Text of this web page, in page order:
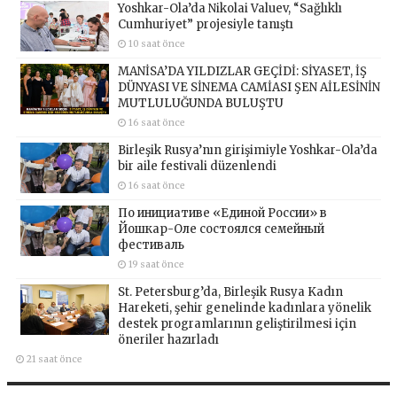
Yoshkar-Ola’da Nikolai Valuev, “Sağlıklı
Cumhuriyet” projesiyle tanıştı
10 saat önce
MANİSA’DA YILDIZLAR GEÇİDİ: SİYASET, İŞ
DÜNYASI VE SİNEMA CAMİASI ŞEN AİLESİNİN
MUTLULUĞUNDA BULUŞTU
16 saat önce
Birleşik Rusya’nın girişimiyle Yoshkar-Ola’da
bir aile festivali düzenlendi
16 saat önce
По инициативе «Единой России» в
Йошкар-Оле состоялся семейный
фестиваль
19 saat önce
St. Petersburg’da, Birleşik Rusya Kadın
Hareketi, şehir genelinde kadınlara yönelik
destek programlarının geliştirilmesi için
öneriler hazırladı
21 saat önce